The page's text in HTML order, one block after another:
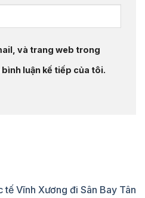
và trang web trong
luận kế tiếp của tôi.
Vĩnh Xương đi Sân Bay Tân